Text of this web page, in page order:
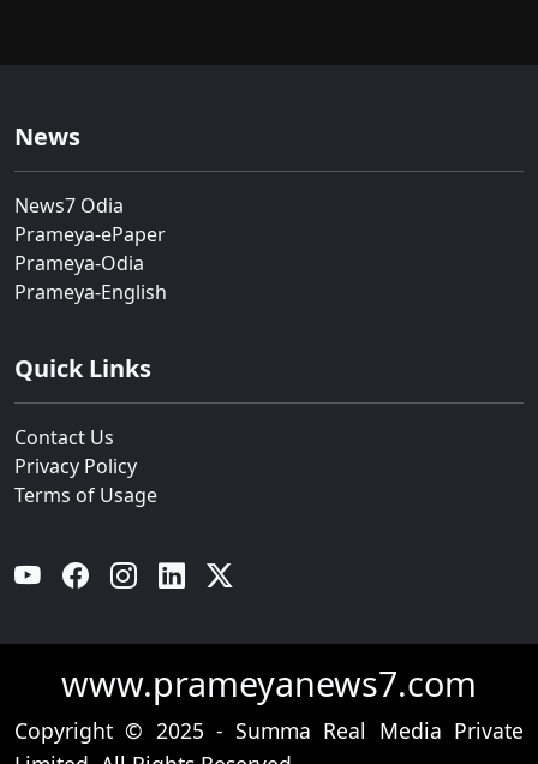
News
News7 Odia
Prameya-ePaper
Prameya-Odia
Prameya-English
Quick Links
Contact Us
Privacy Policy
Terms of Usage
YouTube Facebook Instagram Linkedin
www.prameyanews7.com
Copyright © 2025 - Summa Real Media Private